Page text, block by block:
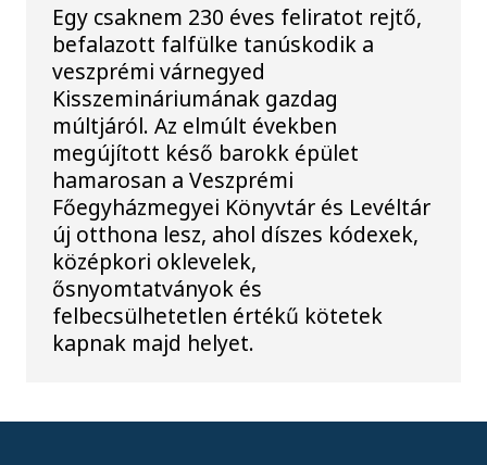
Egy csaknem 230 éves feliratot rejtő,
befalazott falfülke tanúskodik a
veszprémi várnegyed
Kisszemináriumának gazdag
múltjáról. Az elmúlt években
megújított késő barokk épület
hamarosan a Veszprémi
Főegyházmegyei Könyvtár és Levéltár
új otthona lesz, ahol díszes kódexek,
középkori oklevelek,
ősnyomtatványok és
felbecsülhetetlen értékű kötetek
kapnak majd helyet.